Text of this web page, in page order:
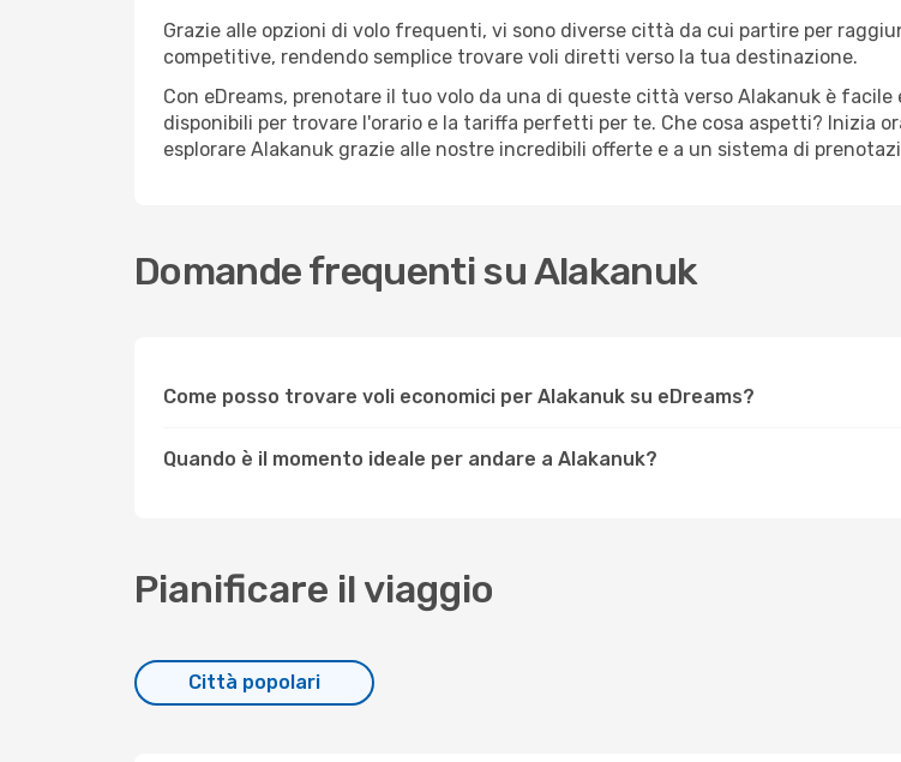
Grazie alle opzioni di volo frequenti, vi sono diverse città da cui partire per
competitive, rendendo semplice trovare voli diretti verso la tua destinazione.
Con eDreams, prenotare il tuo volo da una di queste città verso Alakanuk è
disponibili per trovare l'orario e la tariffa perfetti per te. Che cosa aspetti? Inizia
esplorare Alakanuk grazie alle nostre incredibili offerte e a un sistema di
Domande frequenti su Alakanuk
Come posso trovare voli economici per Alakanuk su eDreams?
Quando è il momento ideale per andare a Alakanuk?
Pianificare il viaggio
Città popolari